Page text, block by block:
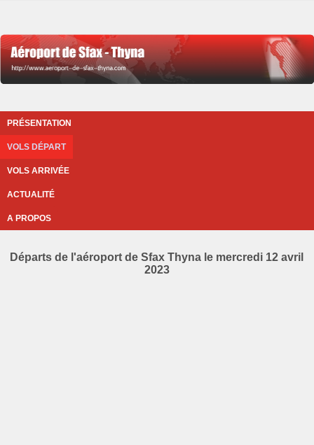
PRÉSENTATION
VOLS DÉPART
VOLS ARRIVÉE
ACTUALITÉ
A PROPOS
Départs de l'aéroport de Sfax Thyna le mercredi 12 avril
2023